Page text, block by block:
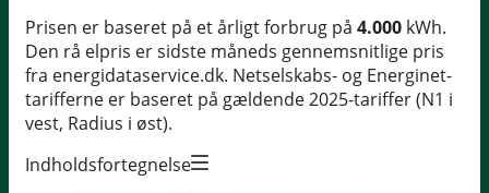
Prisen er baseret på et årligt forbrug på 4.000 kWh.
Den rå elpris er sidste måneds gennemsnitlige pris
fra energidataservice.dk. Netselskabs- og Energinet-
tarifferne er baseret på gældende 2025-tariffer (N1 i
vest, Radius i øst).
Indholdsfortegnelse